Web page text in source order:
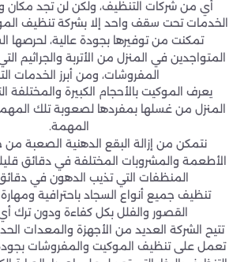
أي من شركات التنظيف، ولكن لن تجد مكان
الخدمات تحت سقف واحد إلا بشركة تنظيف
تمكنت من توفيرها بجودة عالية، لحرصها
المتواجدين في المنزل من الأتربة والجراثيم
المفروشات، ومن أبرز الخدمات
يعرف الموكيت بالأحجام الكبيرة والمختلفة
المنزل من غسلها بمفردها لصعوبة تلك
المهمة.
نتمكن من إزالة البقع الدهنية الصعبة من
الأطعمة والمشروبات المختلفة في دقائق
المنظفات التي تذيب الدهون في
تنظيف جميع أنواع السجاد باحترافية
القصور والفلل بكل كفاءة ودون ترك أي
تتيح الشركة العديد من الأجهزة والمعدات
تعمل على تنظيف الموكيت والمفروشات